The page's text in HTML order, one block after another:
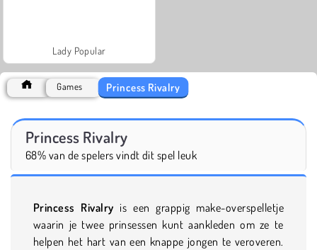
Lady Popular
Games Princess Rivalry
Princess Rivalry
68% van de spelers vindt dit spel leuk
Princess Rivalry is een grappig make-overspelletje
waarin je twee prinsessen kunt aankleden om ze te
helpen het hart van een knappe jongen te veroveren.